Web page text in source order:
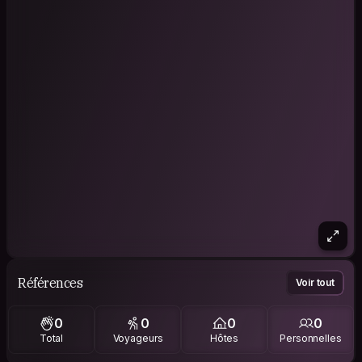
Références Voir tout
0
Total
0
Voyageurs
0
Hôtes
0
Personnelles